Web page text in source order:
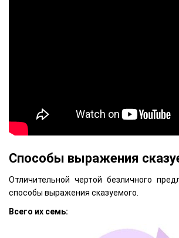
Способы выражения
Отличительной чертой безличного
способы выражения сказуемого.
Всего их семь: